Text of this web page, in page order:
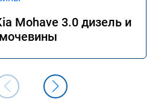
Mohave 3.0 дизель и